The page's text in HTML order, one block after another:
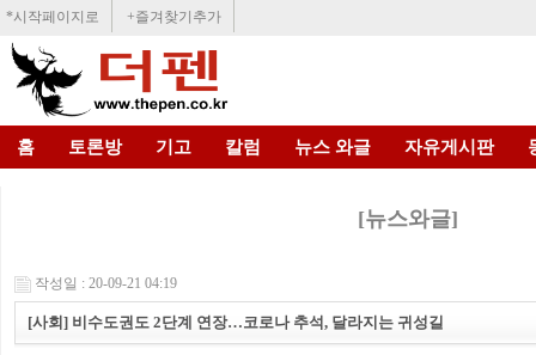
*시작페이지로 +즐겨찾기추가
홈 토론방 기고 칼럼 뉴스 와글 자유게시판
[뉴스와글]
작성일 : 20-09-21 04:19
[사회] 비수도권도 2단계 연장…코로나 추석, 달라지는 귀성길